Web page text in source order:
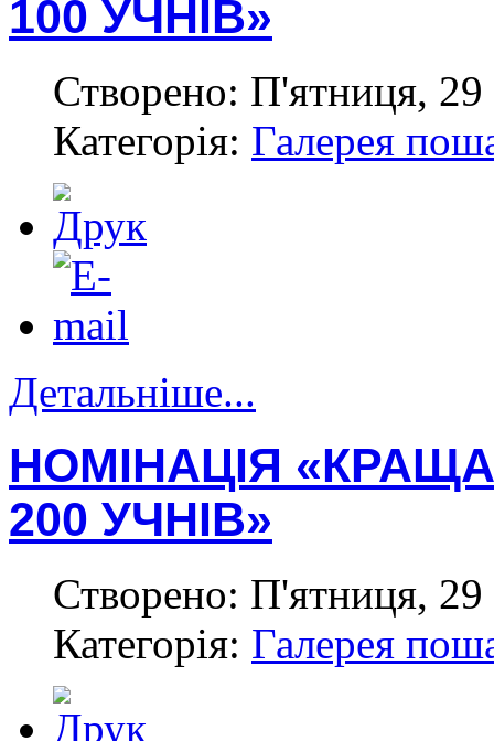
100 УЧНІВ»
Створено: П'ятниця, 29
Категорія: Галерея
Детальніше...
НОМІНАЦІЯ
200 УЧНІВ»
Створено: П'ятниця, 29
Категорія: Галерея